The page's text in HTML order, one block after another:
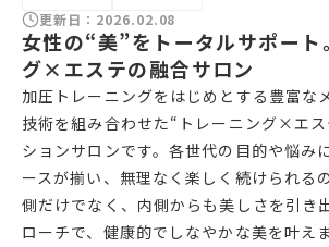
更新日： 2026.02.08
女性の“美”をトータルサポート
グ×エステの融合サロン
加圧トレーニングをはじめとする豊富な
技術を組み合わせた“トレーニング×エ
ションサロンです。各世代の目的や悩み
ースが揃い、無理なく楽しく続けられる
側だけでなく、内側からも美しさを引き
ローチで、健康的でしなやかな美を叶え